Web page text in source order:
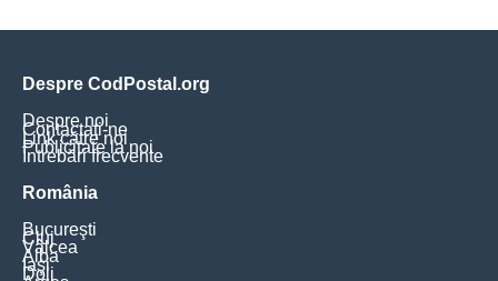
Despre CodPostal.org
Despre noi
Contactați-ne
Link către noi
Publicitate la noi
Întrebări frecvente
România
Bucureşti
Cluj
Vâlcea
Alba
Iaşi
Dolj